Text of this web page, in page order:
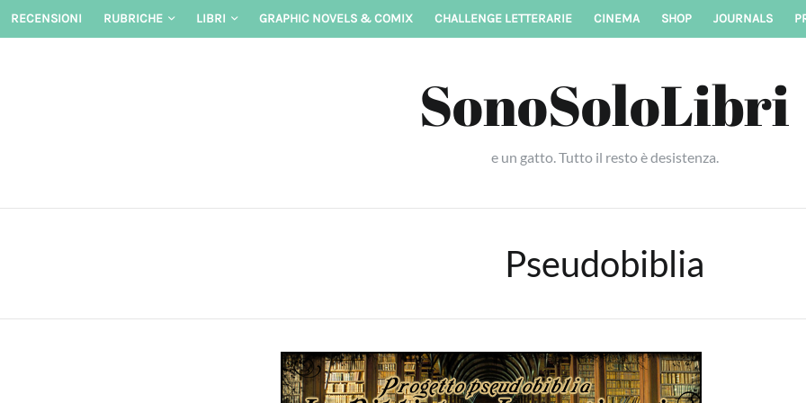
Skip
RECENSIONI RUBRICHE LIBRI GRAPHIC NOVELS & COMIX CHALLENGE LETTERARIE CINEMA SHOP JOURNALS
SonoSoloLibri
e un gatto. Tutto il resto è desistenza.
Pseudobiblia